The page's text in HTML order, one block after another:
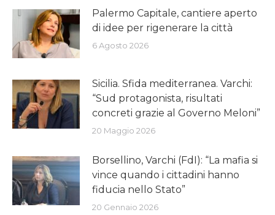
Palermo Capitale, cantiere aperto
di idee per rigenerare la città
6 Agosto 2026
Sicilia. Sfida mediterranea. Varchi:
“Sud protagonista, risultati
concreti grazie al Governo Meloni”
20 Maggio 2026
Borsellino, Varchi (FdI): “La mafia si
vince quando i cittadini hanno
fiducia nello Stato”
20 Gennaio 2026